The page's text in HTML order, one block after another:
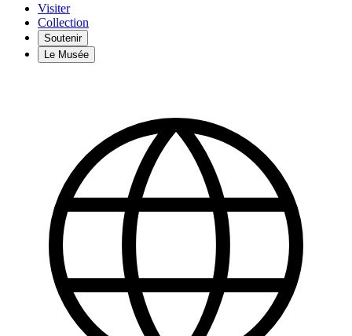
Visiter
Collection
Soutenir
Le Musée